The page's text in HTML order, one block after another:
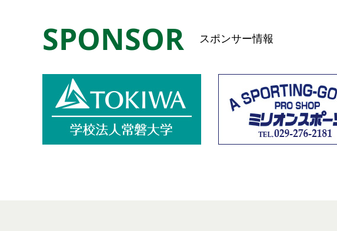
SPONSOR スポンサー情報